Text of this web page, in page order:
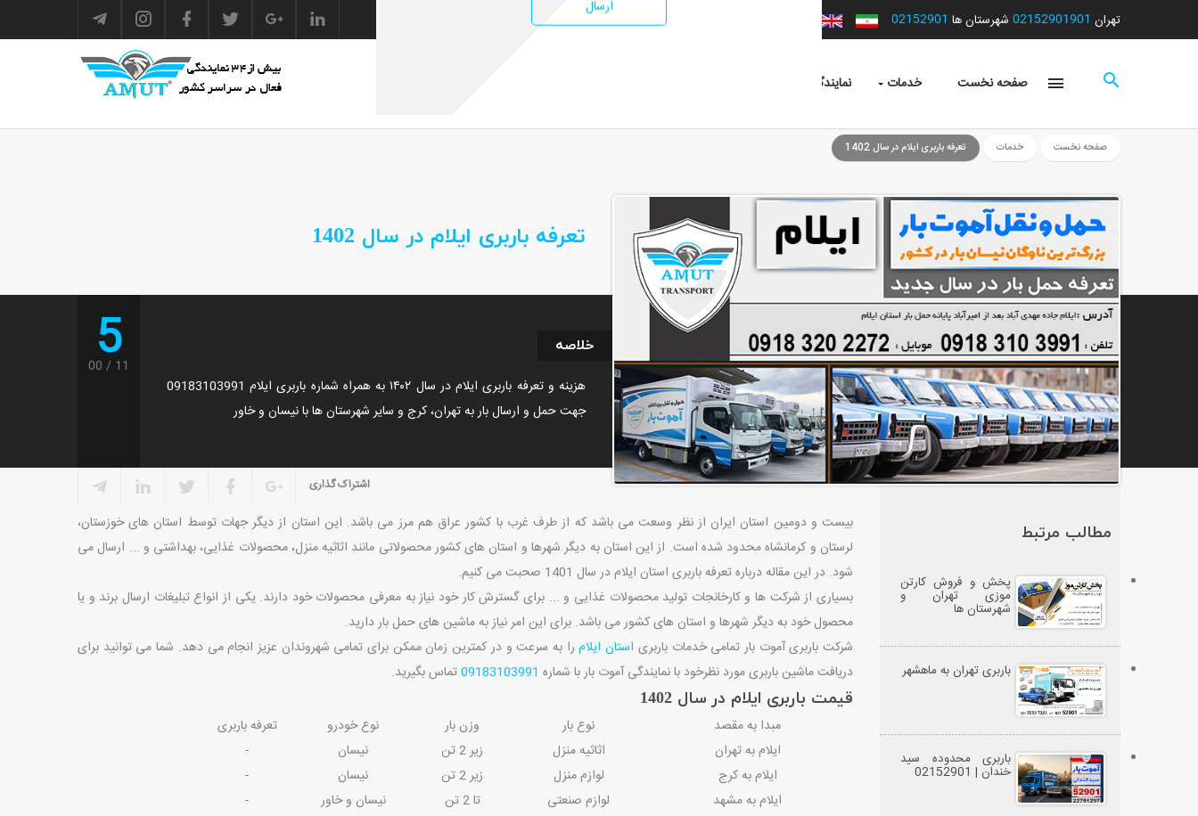
تهران 02152901901 شهرستان ها 02152901
صفحه نخست خدمات نمایندگی ها
صفحه نخست خدمات تعرفه باربری ایلام در سال 1402
تعرفه باربری ایلام در سال 1402
خلاصه
هزینه و تعرفه باربری ایلام در سال ۱۴۰۲ به همراه شماره باربری ایلام 09183103991
جهت حمل و ارسال بار به تهران، کرج و سایر شهرستان ها با نیسان و خاور
511
00
اشتراک گذاری
بیست و دومین استان ایران از نظر وسعت می باشد که از طرف غرب با کشور عراق هم مرز می باشد. این استان از دیگر جهات توسط استان های خوزستان،
لرستان و کرمانشاه محدود شده است. از این استان به دیگر شهرها و استان های کشور محصولاتی مانند اثاثیه منزل، محصولات غذایی، بهداشتی و ... ارسال می
شود. در این مقاله درباره تعرفه باربری استان ایلام در سال 1401 صحبت می کنیم.
بسیاری از شرکت ها و کارخانجات تولید محصولات غذایی و ... برای گسترش کار خود نیاز به معرفی محصولات خود دارند. یکی از انواع تبلیغات ارسال برند و یا
محصول خود به دیگر شهرها و استان های کشور می باشد. برای این امر نیاز به ماشین های حمل بار دارید.
شرکت باربری آموت بار تمامی خدمات باربری استان ایلامرا به سرعت و در کمترین زمان ممکن برای تمامی شهروندان عزیز انجام می دهد. شما می توانید برای
دریافت ماشین باربری مورد نظرخود با نمایندگی آموت بار با شماره 09183103991تماس بگیرید.
قیمت باربری ایلام در سال 1402
مبدا به مقصد نوع بار وزن بار نوع خودرو
تعرفه باربری
ایلام به تهران
اثاثیه منزل زیر 2 تن نیسان
-
ایلام به کرج
لوازم منزل زیر 2 تن نیسان
-
ایلام به مشهد
لوازم صنعتی تا 2 تن نیسان و خاور
-
مطالب مرتبط
پخش و فروش کارتن
موزی تهران و
شهرستان ها
باربری تهران به ماهشهر
باربری محدوده سید
خندان | 02152901
ارسال